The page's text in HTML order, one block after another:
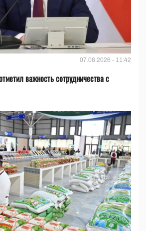
07.08.2026 - 11:42
важность сотрудничества с